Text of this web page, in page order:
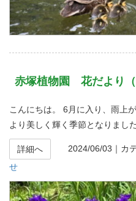
赤塚植物園 花だより（
こんにちは。 6月に入り、雨上
より美しく輝く季節となりまし
詳細へ 2024/06/03 ｜カ
せ